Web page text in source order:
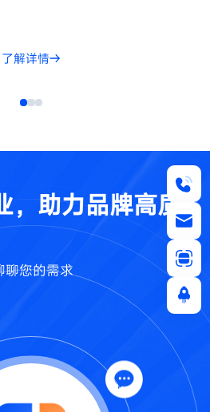
了解详情
，助力品牌高质
聊您的需求